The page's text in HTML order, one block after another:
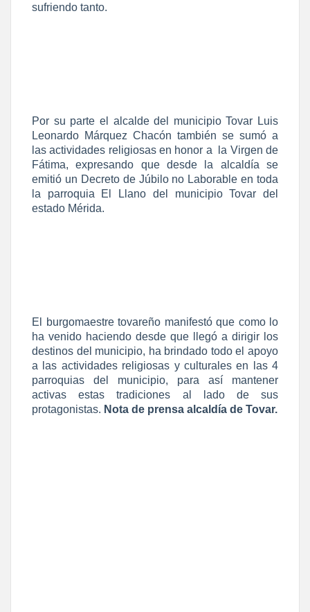
sufriendo tanto.
Por su parte el alcalde del municipio Tovar Luis
Leonardo Márquez Chacón también se sumó a
las actividades religiosas en honor a
la Virgen de
Fátima, expresando que desde la alcaldía se
emitió un Decreto de Júbilo no Laborable en toda
la parroquia El Llano del municipio Tovar del
estado Mérida.
El burgomaestre tovareño manifestó que como lo
ha venido haciendo desde que llegó a dirigir los
destinos del municipio, ha brindado todo el apoyo
a las actividades religiosas y culturales en las 4
parroquias del municipio, para así mantener
activas estas tradiciones al lado de sus
protagonistas. Nota de prensa alcaldía de Tovar.